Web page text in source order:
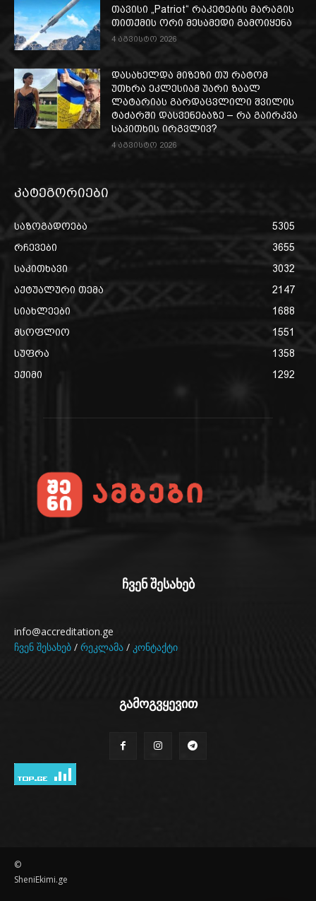
თავისი „Patriot“ რაკეტების მარაგის
თითქმის ორი მესამედი გამოიყენა
4 აგვისტო 2026
დასახელდა მიზეზი თუ რატომ
უთხრა ეკლესიამ უარი ზაალ
ლატარიას გარდაცვლილი შვილის
ტაძარში დასვენებაზე – რა გაირკვა
საკითხის ირგვლივ?
4 აგვისტო 2026
კატეგორიები
საზოგადოება
5305
რჩევები
3655
საკითხავი
3032
აქტუალური თემა
2147
სიახლეები
1688
მსოფლიო
1551
სუფრა
1358
ექიმი
1292
ჩვენ შესახებ
info@accreditation.ge
ჩვენ შესახებ / რეკლამა / კონტაქტი
გამოგვყევით
©
SheniEkimi.ge